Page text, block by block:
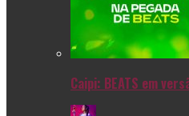
Caipi: BEATS em